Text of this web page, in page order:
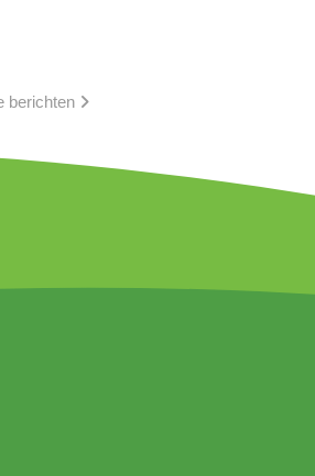
berichten